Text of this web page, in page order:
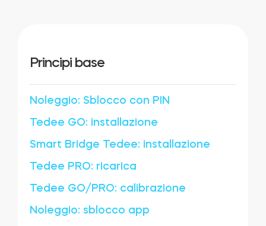
Adattatori
Casa acces
Tedee Keypad PRO
Principi base
Noleggio: Sblocco con PIN
Tedee GO: installazione
Smart Bridge Tedee: installazione
Tedee PRO: ricarica
Tedee GO/PRO: calibrazione
Noleggio: sblocco app